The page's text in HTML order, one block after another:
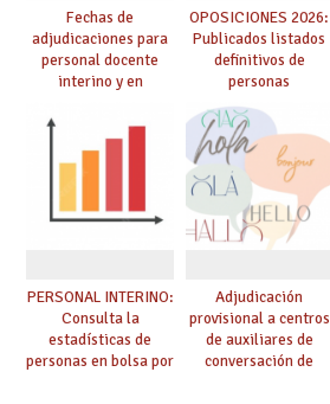
Fechas de
adjudicaciones para
personal docente
interino y en
debes saber
OPOSICIONES 2026:
Publicados listados
definitivos de
personas
seleccionadas. ¿Qué
hacer ahora si he
obtenido plaza?
PERSONAL INTERINO:
Consulta la
estadísticas de
personas en bolsa por
Adjudicación
provisional a centros
de auxiliares de
conversación de